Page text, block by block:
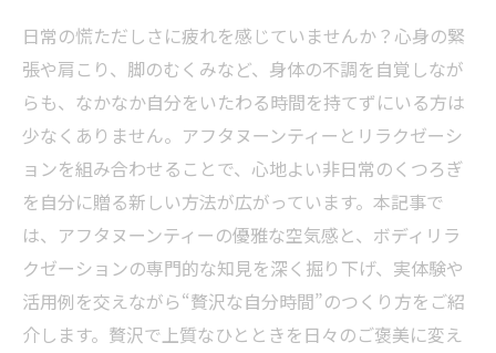
日常の慌ただしさに疲れを感じていませんか？心身の緊
張や肩こり、脚のむくみなど、身体の不調を自覚しなが
らも、なかなか自分をいたわる時間を持てずにいる方は
少なくありません。アフタヌーンティーとリラクゼーシ
ョンを組み合わせることで、心地よい非日常のくつろぎ
を自分に贈る新しい方法が広がっています。本記事で
は、アフタヌーンティーの優雅な空気感と、ボディリラ
クゼーションの専門的な知見を深く掘り下げ、実体験や
活用例を交えながら“贅沢な自分時間”のつくり方をご紹
介します。贅沢で上質なひとときを日々のご褒美に変え